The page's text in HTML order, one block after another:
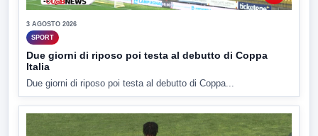
3 AGOSTO 2026
SPORT
Due giorni di riposo poi testa al debutto di Coppa
Italia
Due giorni di riposo poi testa al debutto di Coppa...